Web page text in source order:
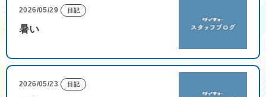
2026/05/29 日記
暑い
2026/05/23 日記